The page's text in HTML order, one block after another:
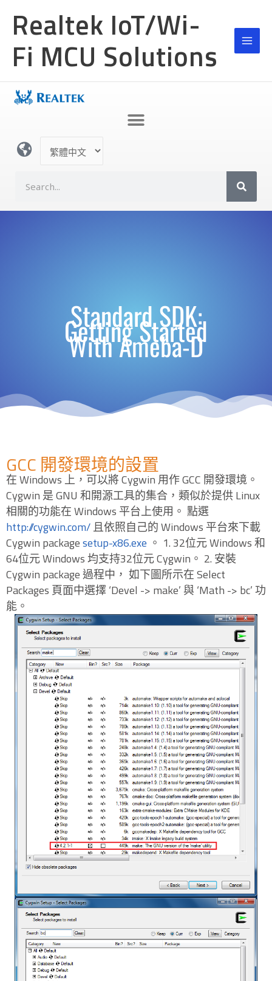
容
Realtek IoT/Wi-
Fi MCU Solutions
言
a
Standard SDK:
Getting Started
With Ameba-D
GCC 開發環境的設置
在 Windows 上，可以將 Cygwin 用作 GCC 開發環境。
Cygwin 是 GNU 和開源工具的集合，類似於提供 Linux
相關的功能在 Windows 平台上使用。 點選
http://cygwin.com/且依照自己的 Windows 平台來下載
Cygwin packagesetup-x86.exe 。 1. 32位元 Windows 和
64位元 Windows 均支持32位元 Cygwin。 2. 安裝
Cygwin package 過程中， 如下圖所示在 Select
Packages 頁面中選擇 ‘Devel -> make’ 與 ‘Math -> bc’ 功
能。